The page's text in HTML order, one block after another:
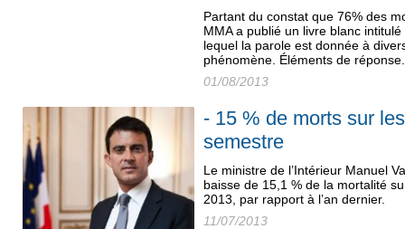
Partant du constat que 76% des
MMA a publié un livre blanc
lequel la parole est donnée à
phénomène. Éléments de réponse.
01/08/2013
- 15 % de morts sur
semestre
Le ministre de l’Intérieur Manuel
baisse de 15,1 % de la mortalité
2013, par rapport à l’an dernier.
11/07/2013